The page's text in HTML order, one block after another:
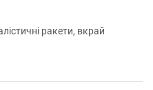
ракети, вкрай